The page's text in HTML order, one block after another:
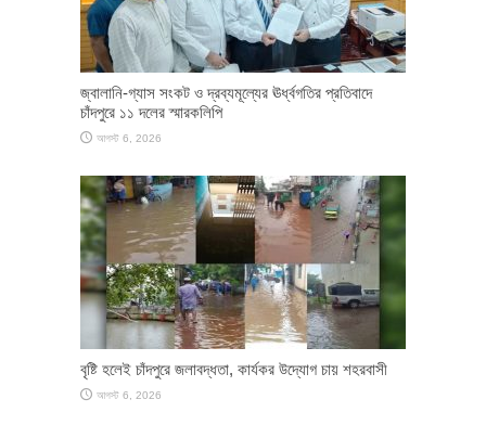
জ্বালানি-গ্যাস সংকট ও দ্রব্যমূল্যের ঊর্ধ্বগতির প্রতিবাদে
চাঁদপুরে ১১ দলের স্মারকলিপি
আগস্ট 6, 2026
বৃষ্টি হলেই চাঁদপুরে জলাবদ্ধতা, কার্যকর উদ্যোগ চায় শহরবাসী
আগস্ট 6, 2026